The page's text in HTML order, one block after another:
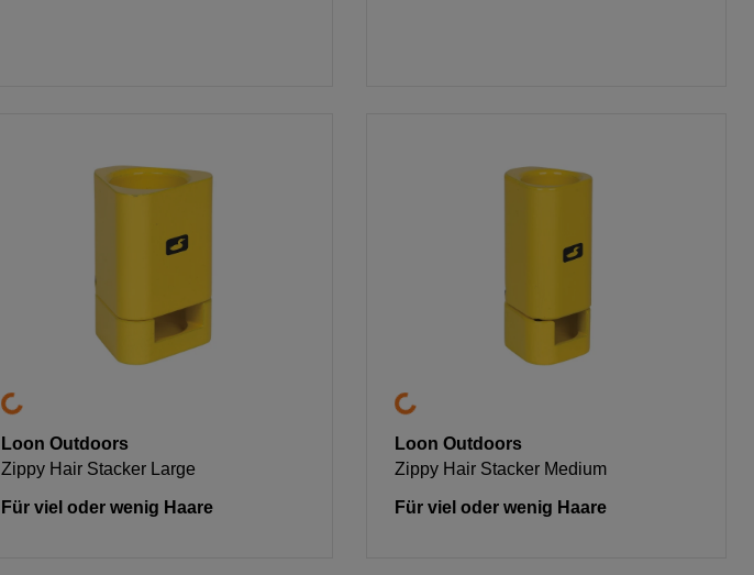
Loon Outdoors
Zippy Hair Stacker Large
Für viel oder wenig Haare
Loon Outdoors
Zippy Hair Stacker Medium
Für viel oder wenig Haare